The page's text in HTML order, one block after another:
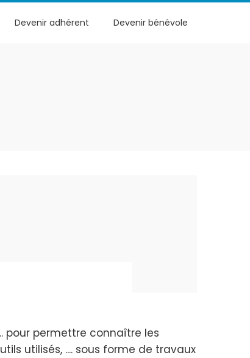
Devenir adhérent Devenir bénévole
pour permettre connaître les
utilisés, .... sous forme de travaux